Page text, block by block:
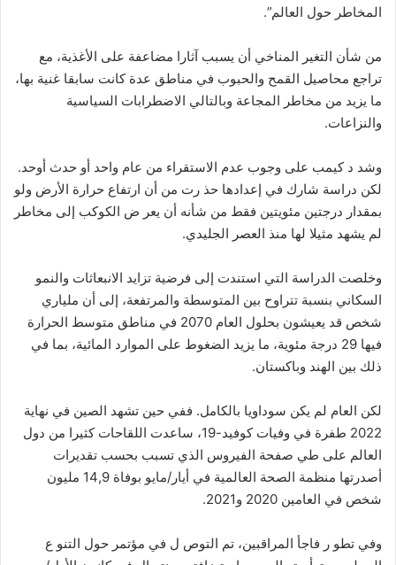
المخاطر حول العالم”.
من شأن التغير المناخي أن يسبب آثارا مضاعفة على الأغذية، مع
تراجع محاصيل القمح والحبوب في مناطق عدة كانت سابقا غنية بها،
ما يزيد من مخاطر المجاعة وبالتالي الاضطرابات السياسية
والنزاعات.
وشد د كيمب على وجوب عدم الاستقراء من عام واحد أو حدث أوحد.
لكن دراسة شارك في إعدادها حذ رت من أن ارتفاع حرارة الأرض ولو
بمقدار درجتين مئويتين فقط من شأنه أن يعر ض الكوكب إلى مخاطر
لم يشهد مثيلا لها منذ العصر الجليدي.
وخلصت الدراسة التي استندت إلى فرضية تزايد الانبعاثات والنمو
السكاني بنسبة تتراوح بين المتوسطة والمرتفعة، إلى أن ملياري
شخص قد يعيشون بحلول العام 2070 في مناطق متوسط الحرارة
فيها 29 درجة مئوية، ما يزيد الضغوط على الموارد المائية، بما في
ذلك بين الهند وباكستان.
لكن العام لم يكن سوداويا بالكامل. ففي حين تشهد الصين في نهاية
2022 طفرة في وفيات كوفيد-19، ساعدت اللقاحات كثيرا من دول
العالم على طي صفحة الفيروس الذي تسبب بحسب تقديرات
أصدرتها منظمة الصحة العالمية في أيار/مايو بوفاة 14,9 مليون
شخص في العامين 2020 و2021.
وفي تطو ر فاجأ المراقبين، تم التوص ل في مؤتمر حول التنو ع